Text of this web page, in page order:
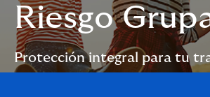
Riesgo
Protección integral para tu